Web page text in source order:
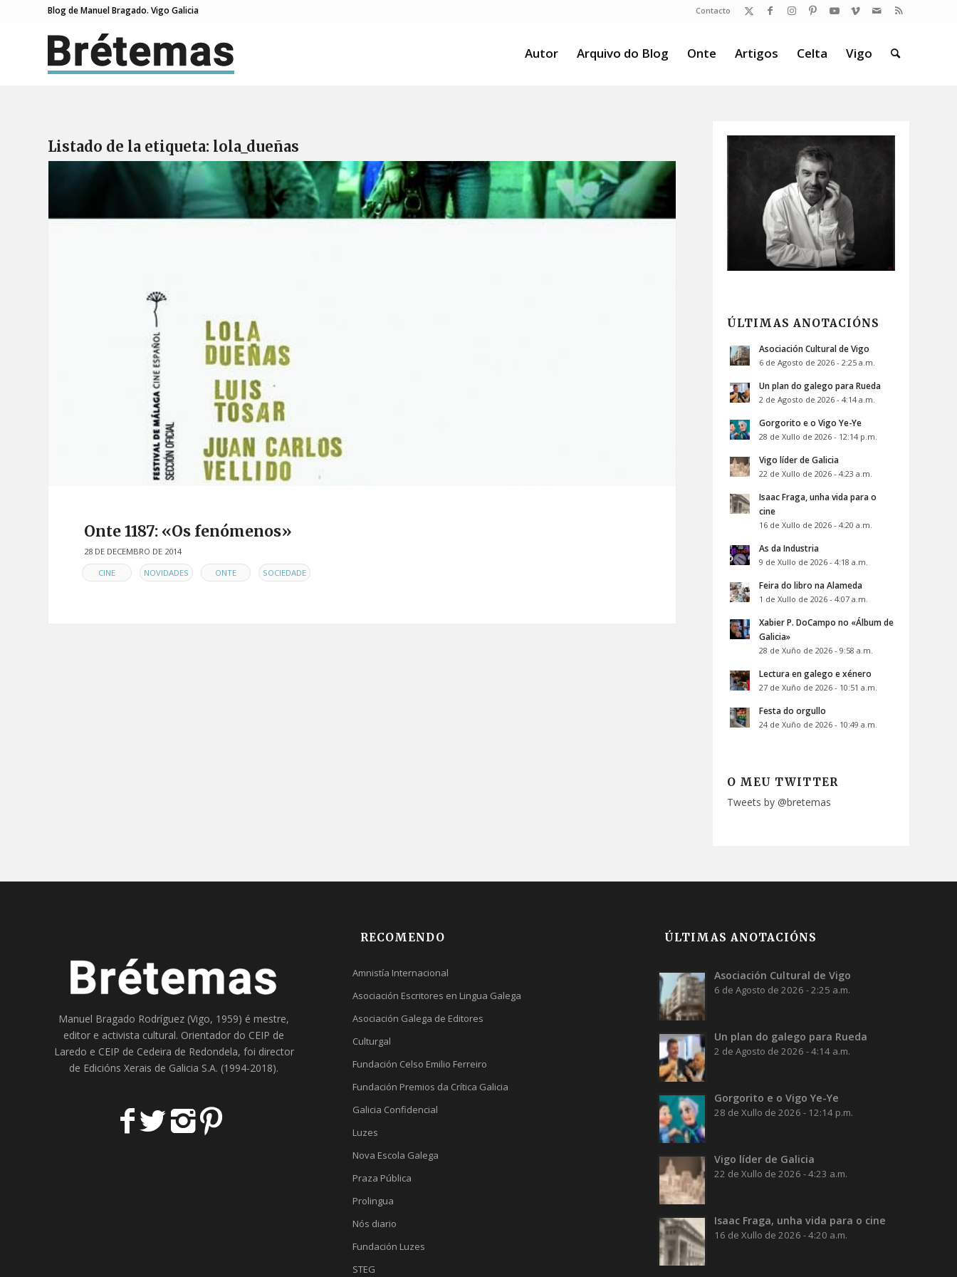
Contacto
Blog de Manuel Bragado. Vigo Galicia
Autor Arquivo do Blog Onte Artigos Celta Vigo
Listado de la etiqueta: lola_dueñas
Onte 1187: «Os fenómenos»
28 DE DECEMBRO DE 2014
EN
CINE NOVIDADES ONTE SOCIEDADE
ÚLTIMAS ANOTACIÓNS
Asociación Cultural de Vigo
6 de Agosto de 2026 - 2:25 a.m.
Un plan do galego para Rueda
2 de Agosto de 2026 - 4:14 a.m.
Gorgorito e o Vigo Ye-Ye
28 de Xullo de 2026 - 12:14 p.m.
Vigo líder de Galicia
22 de Xullo de 2026 - 4:23 a.m.
Isaac Fraga, unha vida para o
cine
16 de Xullo de 2026 - 4:20 a.m.
As da Industria
9 de Xullo de 2026 - 4:18 a.m.
Feira do libro na Alameda
1 de Xullo de 2026 - 4:07 a.m.
Xabier P. DoCampo no «Álbum de
Galicia»
28 de Xuño de 2026 - 9:58 a.m.
Lectura en galego e xénero
27 de Xuño de 2026 - 10:51 a.m.
Festa do orgullo
24 de Xuño de 2026 - 10:49 a.m.
O MEU TWITTER
Tweets by @bretemas
Manuel Bragado Rodríguez (Vigo, 1959) é mestre,
editor e activista cultural. Orientador do CEIP de
Laredo e CEIP de Cedeira de Redondela, foi director
de Edicións Xerais de Galicia S.A. (1994-2018).
RECOMENDO
Amnistía Internacional
Asociación Escritores en Lingua Galega
Asociación Galega de Editores
Culturgal
Fundación Celso Emilio Ferreiro
Fundación Premios da Crítica Galicia
Galicia Confidencial
Luzes
Nova Escola Galega
Praza Pública
Prolingua
Nós diario
Fundación Luzes
STEG
ÚLTIMAS ANOTACIÓNS
Asociación Cultural de Vigo
6 de Agosto de 2026 - 2:25 a.m.
Un plan do galego para Rueda
2 de Agosto de 2026 - 4:14 a.m.
Gorgorito e o Vigo Ye-Ye
28 de Xullo de 2026 - 12:14 p.m.
Vigo líder de Galicia
22 de Xullo de 2026 - 4:23 a.m.
Isaac Fraga, unha vida para o cine
16 de Xullo de 2026 - 4:20 a.m.